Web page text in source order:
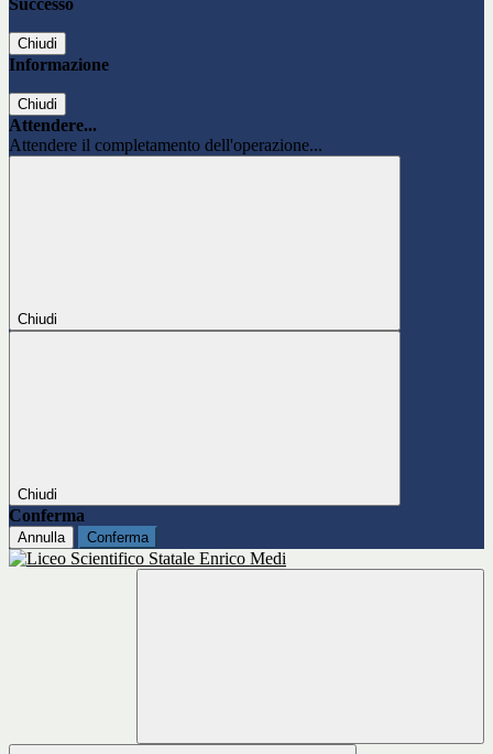
Successo
Chiudi
Informazione
Chiudi
Attendere...
Attendere il completamento dell'operazione...
Chiudi
Chiudi
Conferma
Annulla Conferma